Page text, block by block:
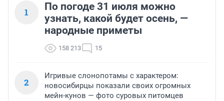
1
По погоде 31 июля можно
узнать, какой будет осень, —
народные приметы
158 213 15
2
Игривые слонопотамы с характером:
новосибирцы показали своих огромных
мейн-кунов — фото суровых питомцев